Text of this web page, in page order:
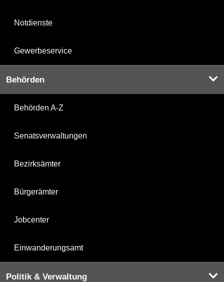
Notdienste
Gewerbeservice
Behörden
Behörden A-Z
Senatsverwaltungen
Bezirksämter
Bürgerämter
Jobcenter
Einwanderungsamt
Politik & Verwaltung